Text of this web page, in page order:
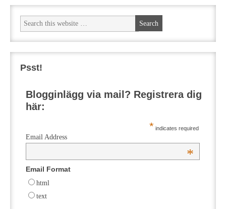
Psst!
Blogginlägg via mail? Registrera dig
här:
* indicates required
Email Address
*
Email Format
html
text